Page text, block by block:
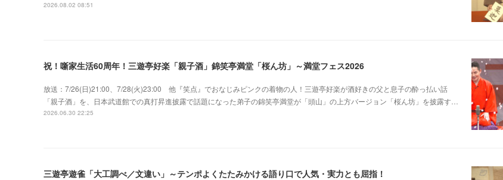
2026.08.02 08:51
祝！噺家生活60周年！三遊亭好楽「親子酒」錦笑亭満堂「桜ん坊」～満堂フェス2026
放送：7/26(日)21:00、7/28(火)23:00 他『笑点』でおなじみピンクの着物の人！三遊亭好楽が酒好きの父と息子の酔っ払い話
「親子酒」を、日本武道館での真打昇進披露で話題になった弟子の錦笑亭満堂が「頭山」の上方バージョン「桜ん坊」を披露す…
2026.06.30 22:25
三遊亭遊雀「大工調べ／文違い」～テンポよくたたみかける語り口で人気・実力とも屈指！